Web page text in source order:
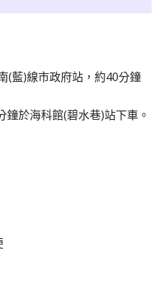
(藍)線市政府站，約40分鐘
於海科館(碧水巷)站下車。